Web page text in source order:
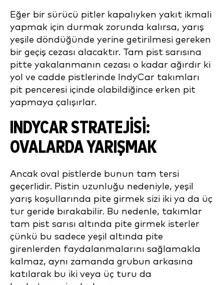
Eğer bir sürücü pitler kapalıyken yakıt ikmali
yapmak için durmak zorunda kalırsa, yarış
yeşile döndüğünde yerine getirilmesi gereken
bir geçiş cezası alacaktır. Tam pist sarısına
pitte yakalanmanın cezası o kadar ağırdır ki
yol ve cadde pistlerinde IndyCar takımları
pit penceresi içinde olabildiğince erken pit
yapmaya çalışırlar.
INDYCAR STRATEJISI:
OVALARDA YARIŞMAK
Ancak oval pistlerde bunun tam tersi
geçerlidir. Pistin uzunluğu nedeniyle, yeşil
yarış koşullarında pite girmek sizi iki ya da üç
tur geride bırakabilir. Bu nedenle, takımlar
tam pist sarısı altında pite girmek isterler
çünkü bu sadece yeşil altında pite
girenlerden faydalanmalarını sağlamakla
kalmaz, aynı zamanda grubun arkasına
katılarak bu iki veya üç turu da